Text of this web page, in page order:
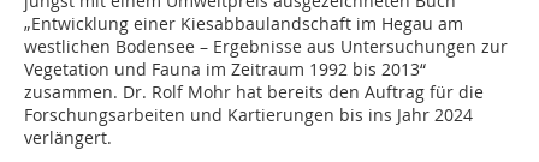
„Entwicklung einer Kiesabbaulandschaft im Hegau am
westlichen Bodensee – Ergebnisse aus Unter­suchungen zur
Vegetation und Fauna im Zeitraum 1992 bis 2013“
zusammen. Dr. Rolf Mohr hat bereits den Auftrag für die
Forschungsarbeiten und Kartierungen bis ins Jahr 2024
verlängert.